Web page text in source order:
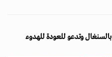
وتدعو للعودة للهدوء